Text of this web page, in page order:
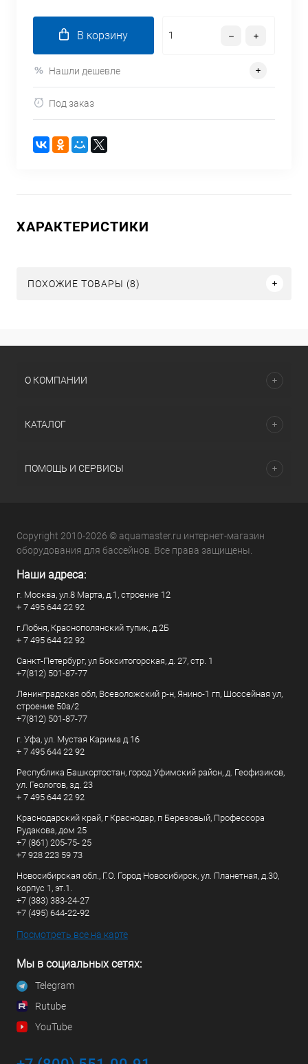
В корзину
Нашли дешевле
Под заказ
ХАРАКТЕРИСТИКИ
ПОХОЖИЕ ТОВАРЫ (8)
О КОМПАНИИ
КАТАЛОГ
ПОМОЩЬ И СЕРВИСЫ
Copyright 2010-2026 © aquamaster.ru интернет-магазин
оборудования для бассейнов. Все права защищены.
Наши адреса:
г. Москва, ул.8 Марта, д.1, строение 12
+ 7 495 644 22 92
г.Лобня, Краснополянский тупик, д.2Б
+ 7 495 644 22 92
Санкт-Петербург, ул Бокситогорская, д. 27, стр. 1
+7(812) 501-87-77
Ленинградская обл, Всеволожский р-н, Янино-1 гп, Шоссейная ул,
строение 50а/2
+7(812) 501-87-77
г. Уфа, ул. Мустая Карима д.16
+ 7 495 644 22 92
Республика Башкортостан, город Уфимский район, д. Геофизиков,
ул. Геологов, зд. 23
+ 7 495 644 22 92
Краснодарский край, г Краснодар, п Березовый, Профессора
Рудакова, дом 25
+7 (861) 205-75- 25
+7 928 223 59 73
Новосибирская обл., Г.О. Город Новосибирск, ул. Планетная, д.30,
корпус 1, эт.1.
+7 (383) 383-24-27
+7 (495) 644-22-92
Посмотреть все на карте
Мы в социальных сетях:
Telegram
Rutube
YouTube